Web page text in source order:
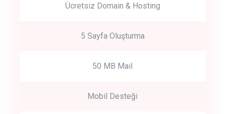
Ücretsiz Domain & Hosting
5 Sayfa Oluşturma
50 MB Mail
Mobil Desteği